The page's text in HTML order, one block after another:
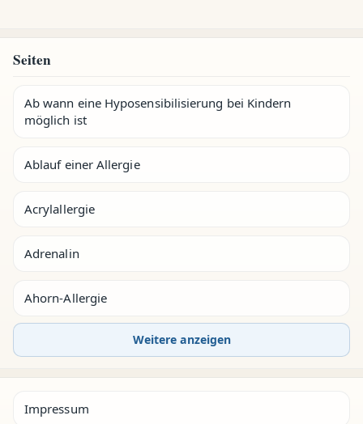
Seiten
Ab wann eine Hyposensibilisierung bei Kindern
möglich ist
Ablauf einer Allergie
Acrylallergie
Adrenalin
Ahorn-Allergie
Weitere anzeigen
Impressum